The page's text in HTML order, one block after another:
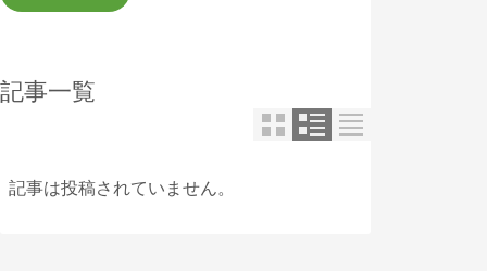
記事一覧
記事は投稿されていません。